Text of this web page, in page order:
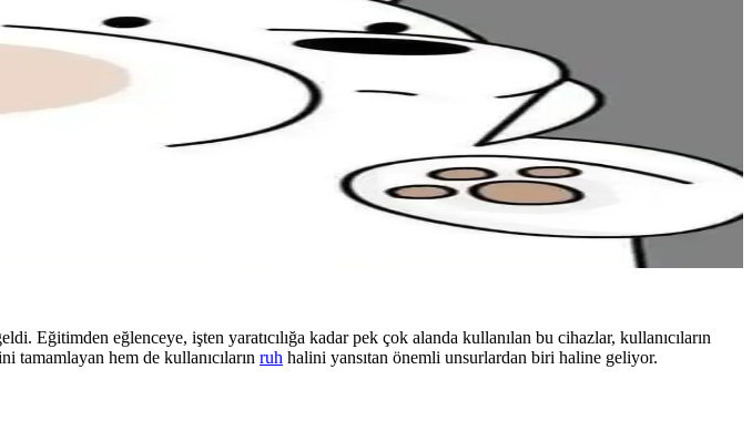
Eğitimden eğlenceye, işten yaratıcılığa kadar pek çok alanda kullanılan bu cihazlar, kullanıcıların
tamamlayan hem de kullanıcıların ruh halini yansıtan önemli unsurlardan biri haline geliyor.